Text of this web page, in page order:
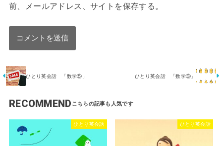
前、メールアドレス、サイトを保存する。
ひとり英会話 「数学⑤」 ひとり英会話 「数学③」
RECOMMEND
ひとり英会話 ひとり英会話